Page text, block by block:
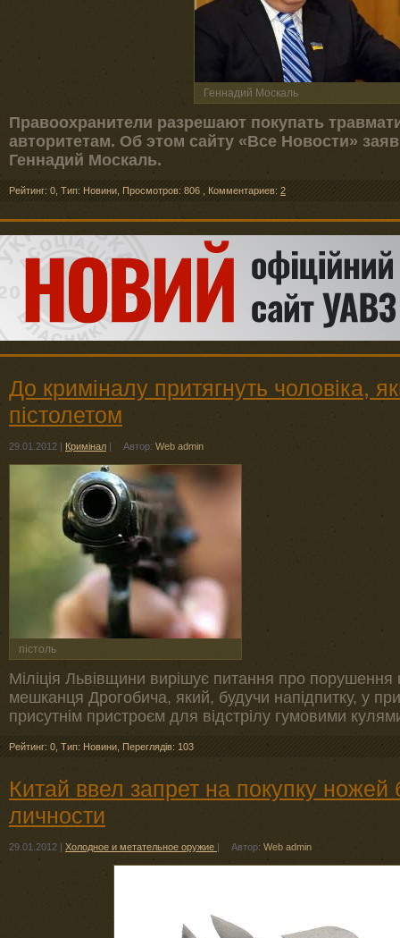
Геннадий Москаль
Правоохранители разрешают покупать
авторитетам. Об этом сайту «Все Новости»
Геннадий Москаль.
Рейтинг: 0 Тип: Новини Просмотров: 806 Комментариев: 2
До криміналу притягнуть чоловіка,
пістолетом
29.01.2012 | Кримінал | Автор: Web admin
пістоль
Міліція Львівщини вирішує питання про порушення
мешканця Дрогобича, який, будучи напідпитку, у
присутнім пристроєм для відстрілу гумовими
Рейтинг: 0 Тип: Новини Переглядів: 103
Китай ввел запрет на покупку ножей
личности
29.01.2012 | Холодное и метательное оружие | Автор: Web admin